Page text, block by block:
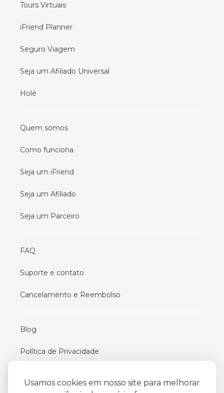
Usamos cookies em nosso site para melhorar
Tours Virtuais
iFriend Planner
Seguro Viagem
Seja um Afiliado Universal
Holé
Quem somos
Como funciona
Seja um iFriend
Seja um Afiliado
Seja um Parceiro
FAQ
Suporte e contato
Cancelamento e Reembolso
Blog
Política de Privacidade